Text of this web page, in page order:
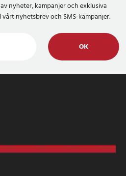
nyheter, kampanjer och exklusiva
nyhetsbrev och SMS-kampanjer.
OK